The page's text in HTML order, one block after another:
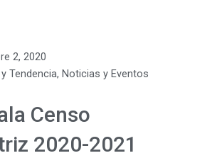
2, 2020
Tendencia, Noticias y Eventos
Censo
2020-2021